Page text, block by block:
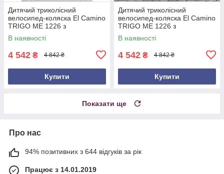
Дитячий триколісний
велосипед-коляска El Camino
TRIGO ME 1226 з
батьківською ручкою Бежевий
В наявності
4 542 ₴ 4 842 ₴
Купити
Дитячий триколісний
велосипед-коляска El Camino
TRIGO ME 1226 з
батьківською ручкою Зелений
В наявності
4 542 ₴ 4 842 ₴
Купити
Показати ще
Про нас
94% позитивних з 644 відгуків за рік
Працює з 14.01.2019